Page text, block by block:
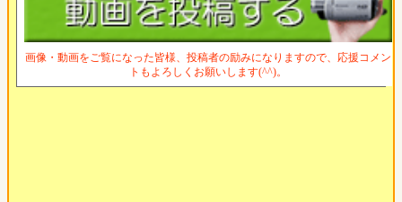
画像・動画をご覧になった皆様、投稿者の励みになりますので、応援コメン
トもよろしくお願いします(^^)。